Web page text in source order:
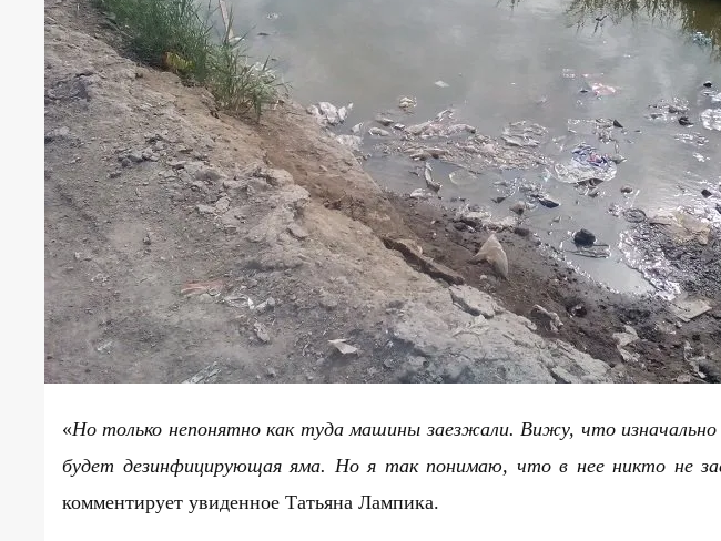
«Но только непонятно как туда машины заезжали. Вижу, что изначально
будет дезинфицирующая яма. Но я так понимаю, что в нее никто не
комментирует увиденное Татьяна Лампика.